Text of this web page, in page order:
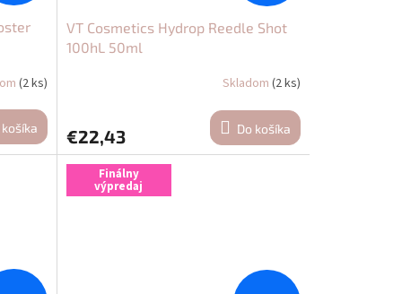
(2 ks)
košíka
VT Cosmetics Hydrop Reedle Shot
100hL 50ml
Skladom (2 ks)
€22,43 Do košíka
Finálny
výpredaj